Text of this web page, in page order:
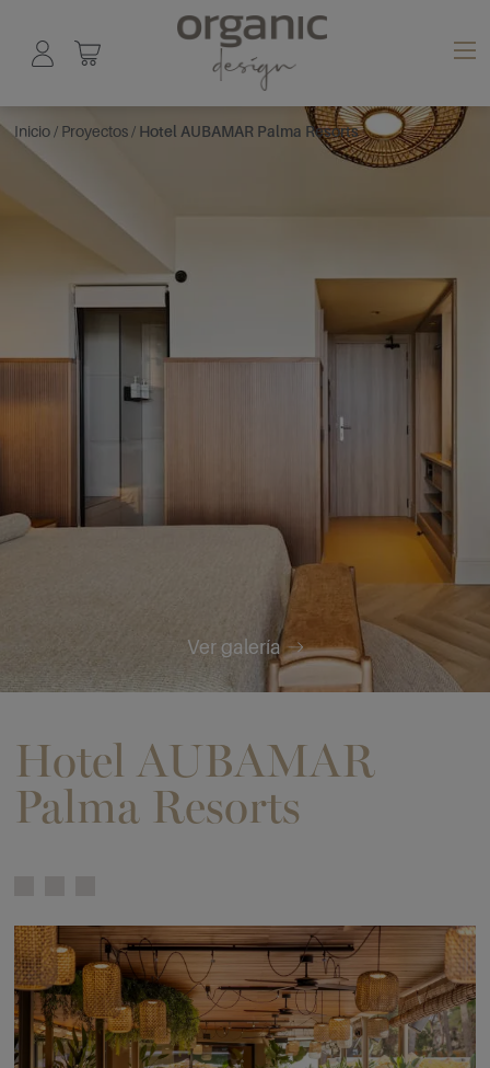
Inicio/ Proyectos / Hotel AUBAMAR Palma Resorts
Ver galería
Hotel AUBAMAR
Palma Resorts